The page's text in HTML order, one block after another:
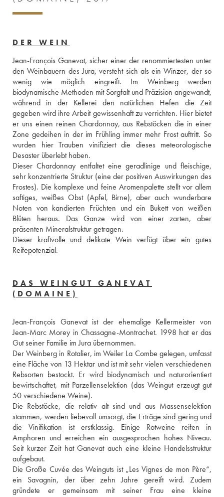
DER WEIN
Jean-François Ganevat, sicher einer der renommiertesten unter
den Weinbauern des Jura, versteht sich als ein Winzer, der so
wenig wie möglich eingreift. Im Weinberg werden
biodynamische Methoden mit Sorgfalt und Präzision angewandt,
während in der Kellerei den natürlichen Hefen die Zeit
gegeben wird ihre Arbeit gewissenhaft zu verrichten. Hier bietet
er uns einen reinen Chardonnay, aus Rebstöcken die in einer
Zone gedeihen in der im Frühling immer mehr Frost auftritt. So
wurden hier Trauben vinifiziert die dieses meteorologische
Desaster überlebt haben.
Dieser Chardonnay entfaltet eine geradlinige und fleischige,
sehr konzentrierte Struktur (eine der positiven Auswirkungen des
Frostes). Die komplexe und feine Aromenpalette stellt vor allem
saftiges, weißes Obst (Apfel, Birne), aber auch wunderbare
Noten von kandierten Früchten und ein Bukett von weißen
Blüten heraus. Das Ganze wird von einer zarten, aber
präsenten Mineralstruktur getragen.
Dieser kraftvolle und delikate Wein verfügt über ein gutes
Reifepotenzial.
DAS WEINGUT GANEVAT
(DOMAINE)
Jean-François Ganevat ist der ehemalige Kellermeister von
Jean-Marc Morey in Chassagne-Montrachet. 1998 hat er das
Gut seiner Familie im Jura übernommen.
Der Weinberg in Rotalier, im Weiler La Combe gelegen, umfasst
eine Fläche von 13 Hektar und ist mit sehr vielen verschiedenen
Rebsorten bestockt. Er wird biodynamisch und naturorientiert
bewirtschaftet, mit Parzellenselektion (das Weingut erzeugt gut
50 verschiedene Weine).
Die Rebstöcke, die relativ alt sind und aus Massenselektion
stammen, werden liebevoll umsorgt, die Erträge sind gering und
die Vinifikation ist erstklassig. Einige Rotweine reifen in
Amphoren und erreichen ein ausgesprochen hohes Niveau.
Seit kurzer Zeit hat Ganevat auch eine kleine Handelsstruktur
aufgebaut.
Die Große Cuvée des Weinguts ist „Les Vignes de mon Père“,
ein Savagnin, der über zehn Jahre gereift wird. Zudem
gründete er gemeinsam mit seiner Frau eine kleine